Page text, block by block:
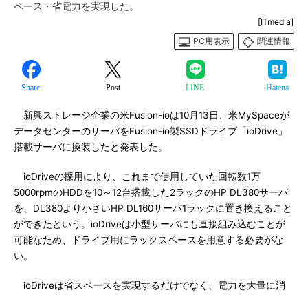
ペース・省電力を実現した。
[ITmedia]
PC用表示
関連情報
Share Post LINE Hatena
新興ストレージ企業の米Fusion-ioは10月13日、米MySpaceが
データセンターのサーバをFusion-io製SSDドライブ「ioDrive」
搭載サーバに換装したと発表した。
ioDriveの採用により、これまで使用していた回転数1万
5000rpmのHDDを10～12台搭載した2ラックのHP DL380サーバ
を、DL380より小さいHP DL160サーバ1ラックに置き換えること
ができたという。ioDriveは小型サーバにも直接組み込むことが
可能なため、ドライブ用にラックスペースを用意する必要がな
い。
ioDriveは省スペースを実現するだけでなく、電力を大量に消